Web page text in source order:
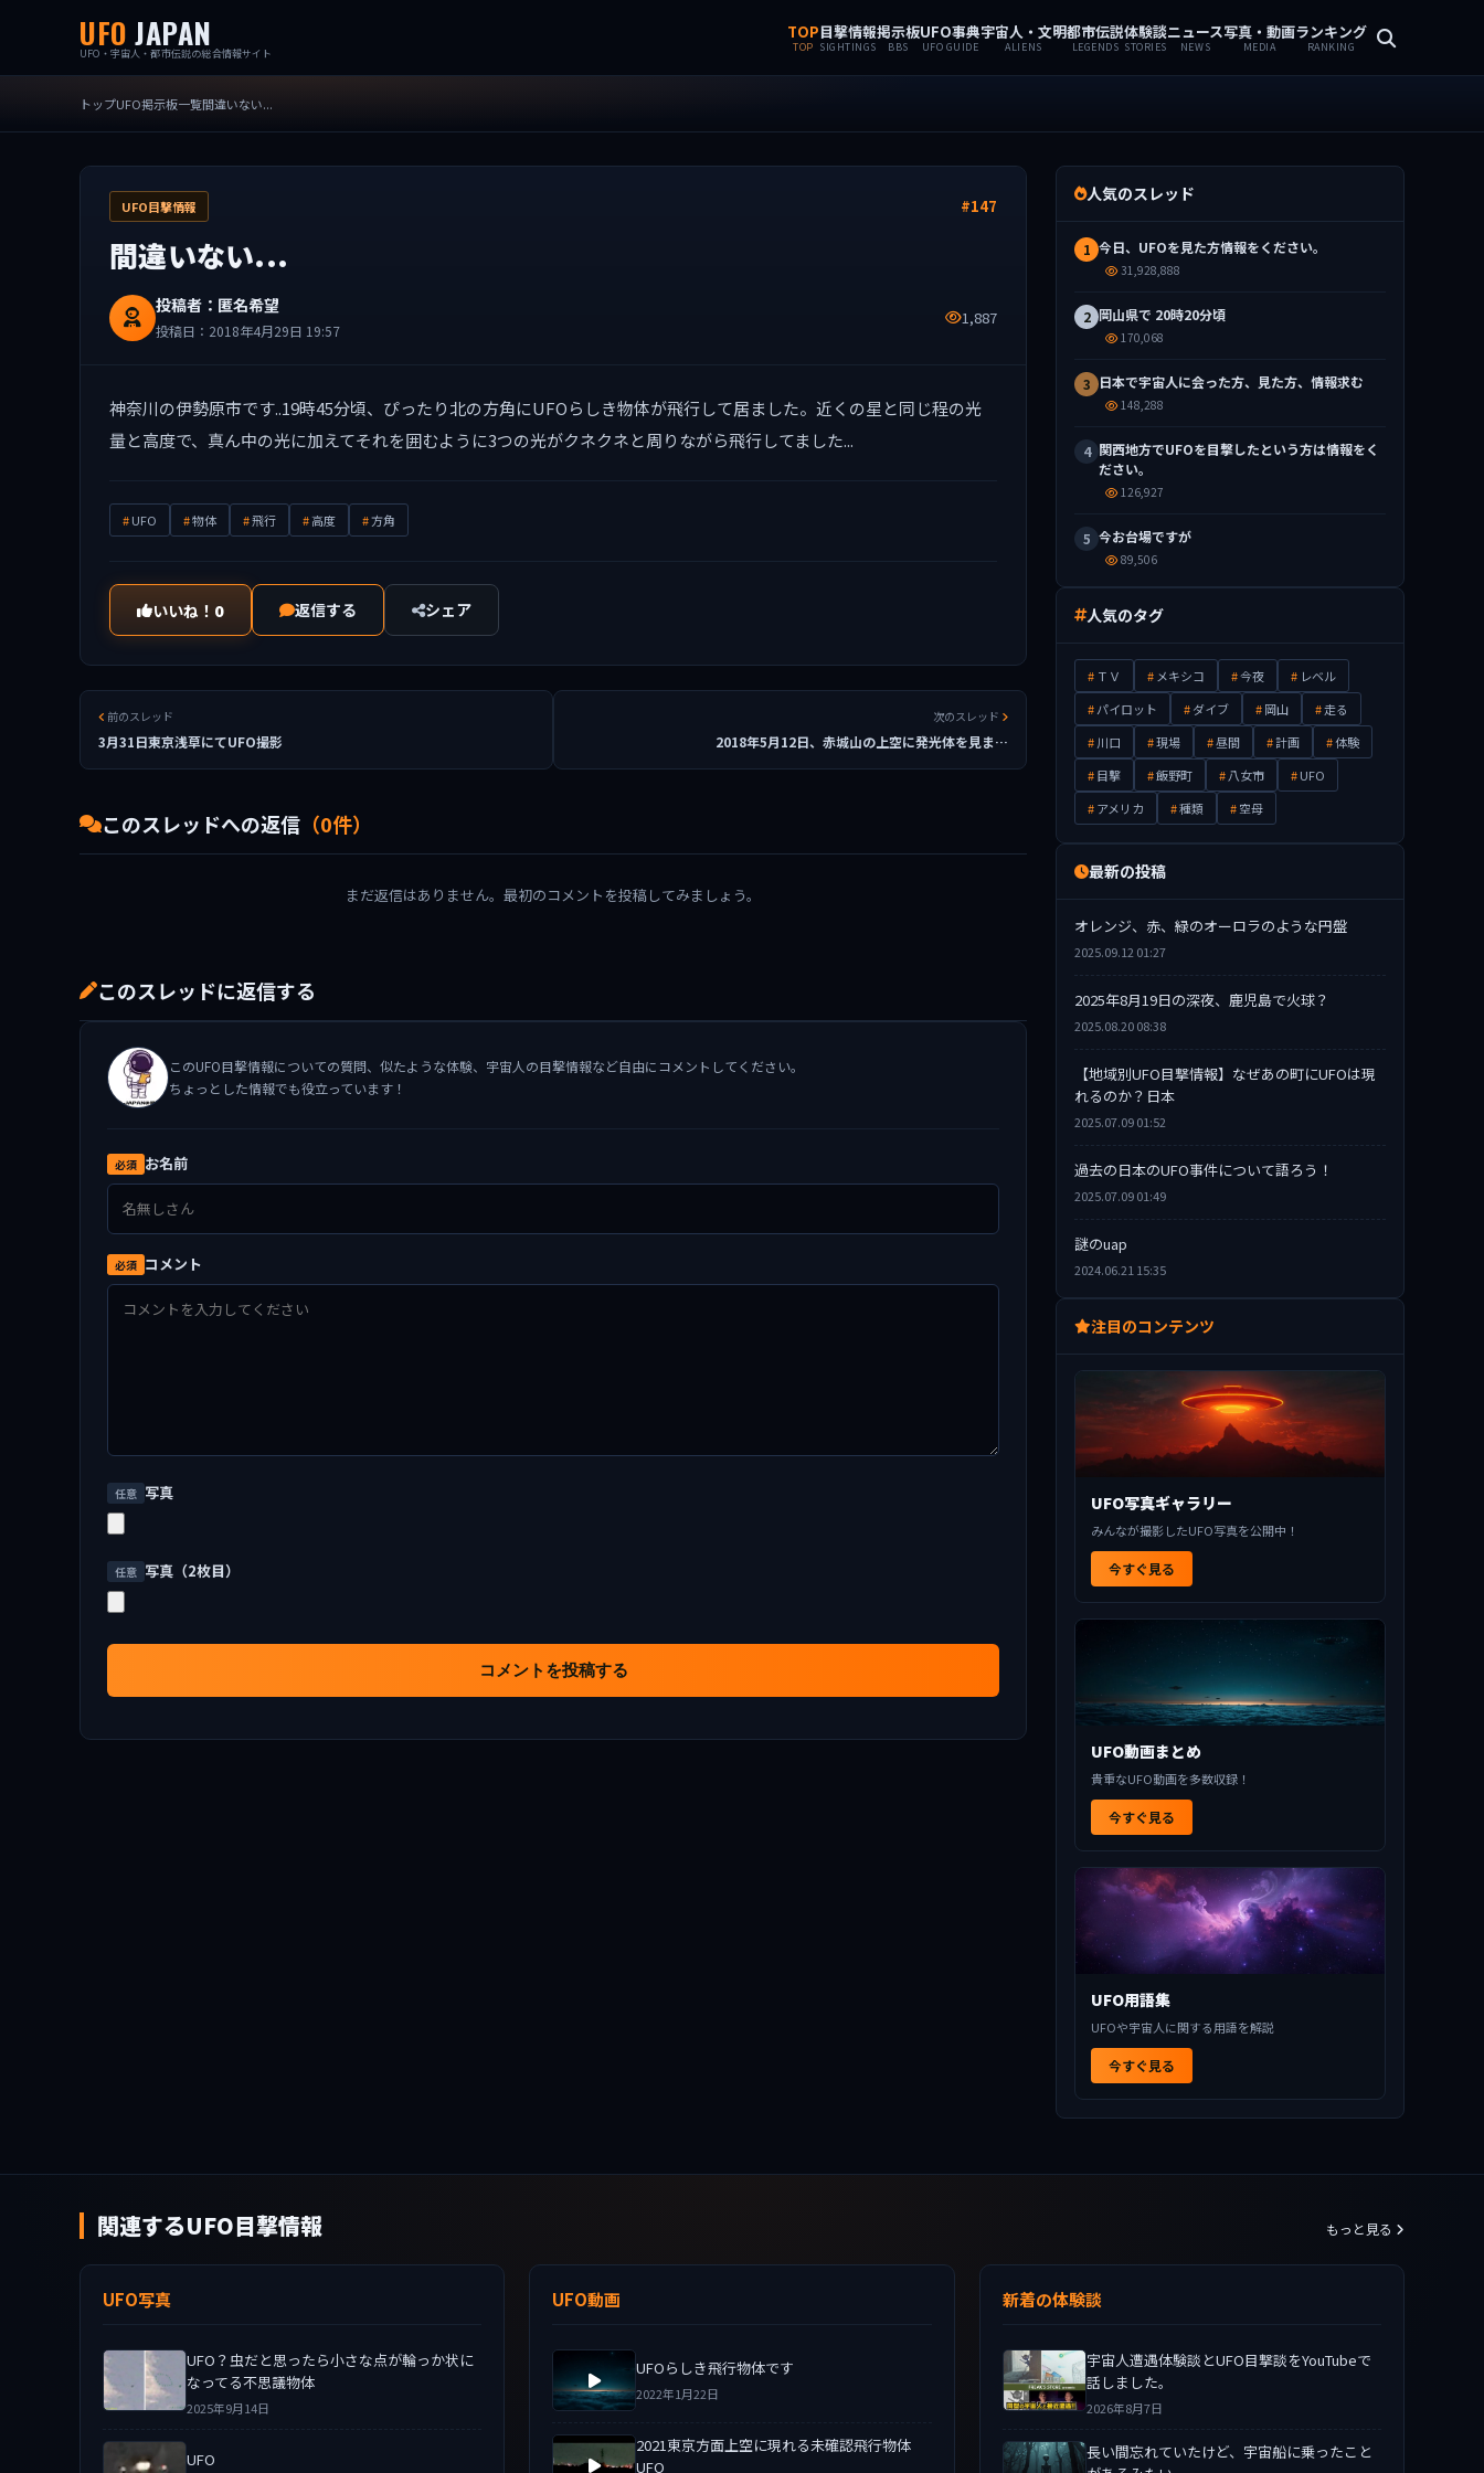
UFO JAPAN
UFO・宇宙人・都市伝説の総合情報サイト
TOP
TOP
目撃情報
SIGHTINGS
掲示板
BBS
UFO事典
UFO GUIDE
宇宙人・文明
ALIENS
都市伝説
LEGENDS
体験談
STORIES
ニュース
NEWS
写真・動画
MEDIA
ランキング
RANKING
トップUFO掲示板一覧間違いない...
UFO目撃情報 #147
間違いない...
投稿者：匿名希望
投稿日：2018年4月29日 19:57
1,887
神奈川の伊勢原市です..19時45分頃、ぴったり北の方角にUFOらしき物体が飛行して居ました。近くの星と同じ程の光
量と高度で、真ん中の光に加えてそれを囲むように3つの光がクネクネと周りながら飛行してました...
UFO 物体 飛行 高度 方角
いいね！ 0 返信する シェア
前のスレッド
3月31日東京浅草にてUFO撮影
次のスレッド
2018年5月12日、赤城山の上空に発光体を見ま…
このスレッドへの返信 （0件）
まだ返信はありません。最初のコメントを投稿してみましょう。
このスレッドに返信する
このUFO目撃情報についての質問、似たような体験、宇宙人の目撃情報など自由にコメントしてください。
ちょっとした情報でも役立っています！
必須 お名前
必須 コメント
任意 写真
任意 写真（2枚目）
コメントを投稿する
人気のスレッド
1 今日、UFOを見た方情報をください。
31,928,888
2 岡山県で 20時20分頃
170,068
3 日本で宇宙人に会った方、見た方、情報求む
148,288
4 関西地方でUFOを目撃したという方は情報をく
ださい。
126,927
5 今お台場ですが
89,506
人気のタグ
ＴＶ メキシコ 今夜
レベル
パイロット
ダイブ 岡山
走る
川口
現場 昼間 計画
体験
目撃
飯野町 八女市
UFO
アメリカ
種類 空母
最新の投稿
オレンジ、赤、緑のオーロラのような円盤
2025.09.12 01:27
2025年8月19日の深夜、鹿児島で火球？
2025.08.20 08:38
【地域別UFO目撃情報】なぜあの町にUFOは現
れるのか？日本
2025.07.09 01:52
過去の日本のUFO事件について語ろう！
2025.07.09 01:49
謎のuap
2024.06.21 15:35
注目のコンテンツ
UFO写真ギャラリー
みんなが撮影したUFO写真を公開中！
今すぐ見る
UFO動画まとめ
貴重なUFO動画を多数収録！
今すぐ見る
UFO用語集
UFOや宇宙人に関する用語を解説
今すぐ見る
関連するUFO目撃情報 もっと見る
UFO写真
UFO？虫だと思ったら小さな点が輪っか状に
なってる不思議物体
2025年9月14日
UFO
UFO動画
UFOらしき飛行物体です
2022年1月22日
2021東京方面上空に現れる未確認飛行物体
UFO
新着の体験談
宇宙人遭遇体験談とUFO目撃談をYouTubeで
話しました。
2026年8月7日
長い間忘れていたけど、宇宙船に乗ったこと